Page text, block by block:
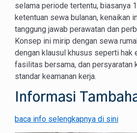
selama periode tertentu, biasanya
ketentuan sewa bulanan, kenaikan
tanggung jawab perawatan dan
Konsep ini mirip dengan sewa
dengan klausul khusus seperti hak
fasilitas bersama, dan persyaratan
standar keamanan kerja.
Informasi
baca info selengkapnya di sini